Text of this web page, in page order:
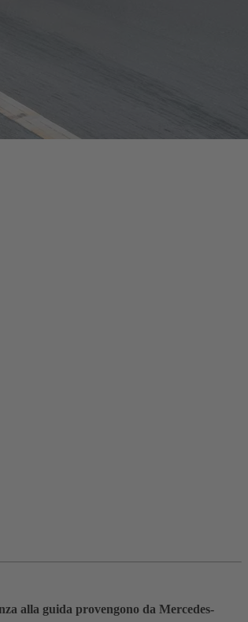
alla guida provengono da Mercedes-